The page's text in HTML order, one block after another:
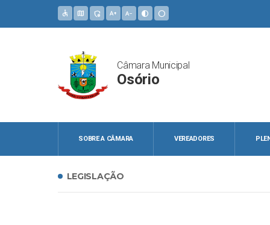
accessible map admin_panel_settings text_increase text_decrease contrast circle
Câmara Municipal
Osório
SOBRE A CÂMARA VEREADORES
LEGISLAÇÃO